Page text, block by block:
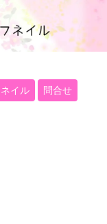
ネイル 問合せ